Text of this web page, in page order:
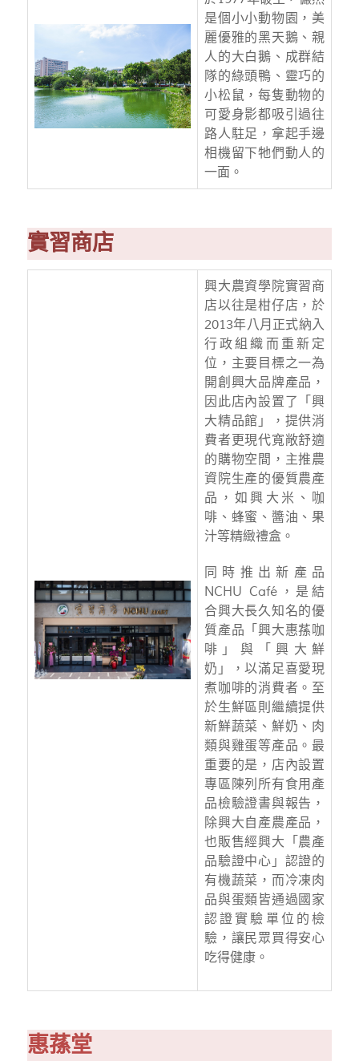
是個小小動物園，美
麗優雅的黑天鵝、親
人的大白鵝、成群結
隊的綠頭鴨、靈巧的
小松鼠，每隻動物的
可愛身影都吸引過往
路人駐足，拿起手邊
相機留下牠們動人的
一面。
實習商店
興大農資學院實習商
店以往是柑仔店，於
2013年八月正式納入
行政組織而重新定
位，主要目標之一為
開創興大品牌產品，
因此店內設置了「興
大精品館」，提供消
費者更現代寬敞舒適
的購物空間，主推農
資院生產的優質農產
品，如興大米、咖
啡、蜂蜜、醬油、果
汁等精緻禮盒。
同時推出新產品
NCHU Café，是結
合興大長久知名的優
質產品「興大惠蓀咖
啡」與「興大鮮
奶」，以滿足喜愛現
煮咖啡的消費者。至
於生鮮區則繼續提供
新鮮蔬菜、鮮奶、肉
類與雞蛋等產品。最
重要的是，店內設置
專區陳列所有食用產
品檢驗證書與報告，
除興大自產農產品，
也販售經興大「農產
品驗證中心」認證的
有機蔬菜，而冷凍肉
品與蛋類皆通過國家
認證實驗單位的檢
驗，讓民眾買得安心
吃得健康。
惠蓀堂